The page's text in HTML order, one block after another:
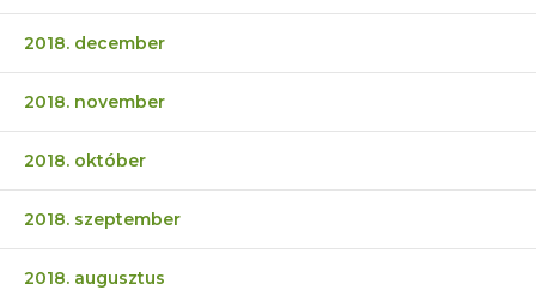
2018. december
2018. november
2018. október
2018. szeptember
2018. augusztus